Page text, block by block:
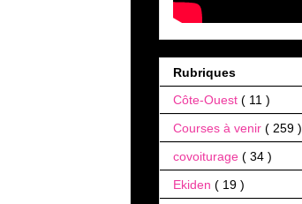
Rubriques
Côte-Ouest ( 11 )
Courses à venir ( 259 )
covoiturage ( 34 )
Ekiden ( 19 )